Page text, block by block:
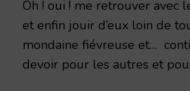
Oh ! oui ! me retrouver avec
et enfin jouir d’eux loin de
mondaine fiévreuse et…
devoir pour les autres et